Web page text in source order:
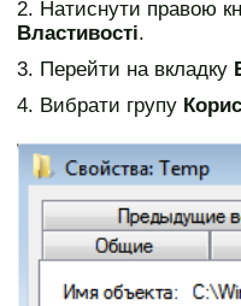
Натиснути правою
Властивості.
Перейти на вкладку
Вибрати групу